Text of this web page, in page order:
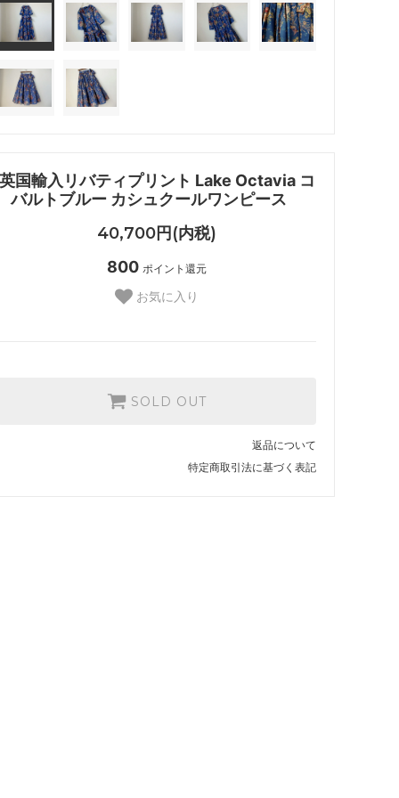
英国輸入リバティプリント Lake Octavia コ
バルトブルー カシュクールワンピース
40,700円(内税)
800 ポイント還元
お気に入り
SOLD OUT
返品について
特定商取引法に基づく表記